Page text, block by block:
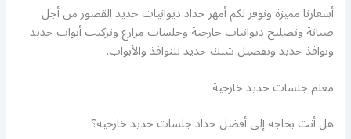
أسعارنا مميزة ونوفر لكم أمهر حداد ديوانيات حديد القصور من أجل
صيانة وتصليح ديوانيات خارجية وجلسات مزارع وتركيب أبواب حديد
ونوافذ حديد وتفصيل شبك حديد للنوافذ والأبواب.
معلم جلسات حديد خارجية
هل أنت بحاجة إلى أفضل حداد جلسات حديد خارجية؟